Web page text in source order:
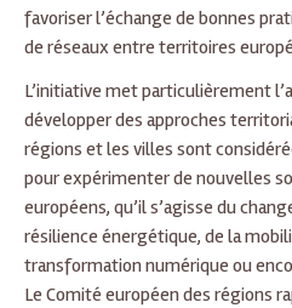
favoriser l’échange de bonnes
de réseaux entre territoires
L’initiative met particulièrement
développer des approches
régions et les villes sont
pour expérimenter de nouvelles
européens, qu’il s’agisse du
résilience énergétique, de la
transformation numérique ou
Le Comité européen des régions